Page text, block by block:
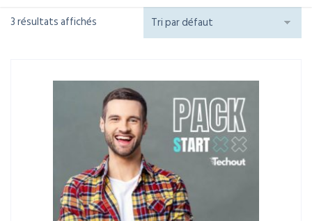
3 résultats affichés